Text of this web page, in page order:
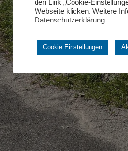
den Link „Cookie-
Webseite klicken. Weitere
Datenschutzerklärung.
Cookie Einstellungen